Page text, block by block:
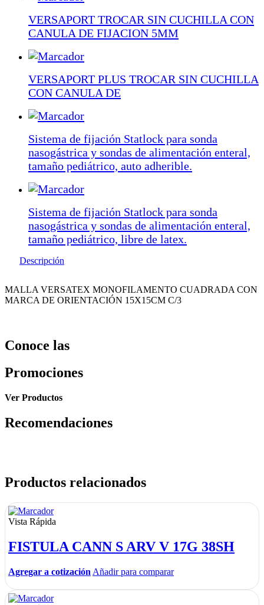
VERSAPORT TROCAR SIN CUCHILLA CON
CANULA DE FIJACION 5MM
VERSAPORT PLUS TROCAR SIN CUCHILLA
CON CANULA DE
Sistema de fijación Statlock para sonda
nasogástrica y sondas de alimentación enteral,
tamaño pediátrico, auto adherible.
Sistema de fijación Statlock para sonda
nasogástrica y sondas de alimentación enteral,
tamaño pediátrico, libre de latex.
Descripción
MALLA VERSATEX MONOFILAMENTO CUADRADA CON
MARCA DE ORIENTACIÓN 15X15CM C/3
Conoce las
Promociones
Ver Productos
Recomendaciones
Productos relacionados
Vista Rápida
FISTULA CANN S ARV V 17G 38SH
Agregar a cotización Añadir para comparar